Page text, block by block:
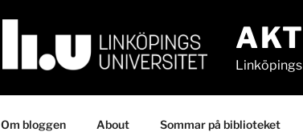
Om bloggen About Sommar på biblioteket